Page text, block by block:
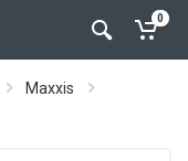
0
Maxxis